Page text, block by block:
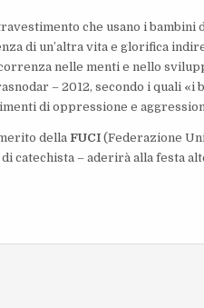
che usano i
di un’altra vita e glorifica
nelle menti e nello
– 2012, secondo i quali «i
di oppressione e
dellaFUCI (Federazione
catechista – aderirà alla festa